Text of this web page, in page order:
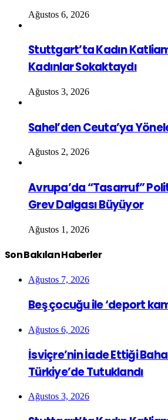
Ağustos 6, 2026
Stuttgart’ta Kadın
Kadınlar Sokaktaydı
Ağustos 3, 2026
Sahel’den Ceuta’ya
Ağustos 2, 2026
Avrupa’da “Tasarruf”
Grev Dalgası Büyüyor
Ağustos 1, 2026
Son Bakılan Haberler
Ağustos 7, 2026
Beş çocuğu ile ‘deport
Ağustos 6, 2026
İsviçre’nin İade Ettiği
Türkiye’de Tutuklandı
Ağustos 3, 2026